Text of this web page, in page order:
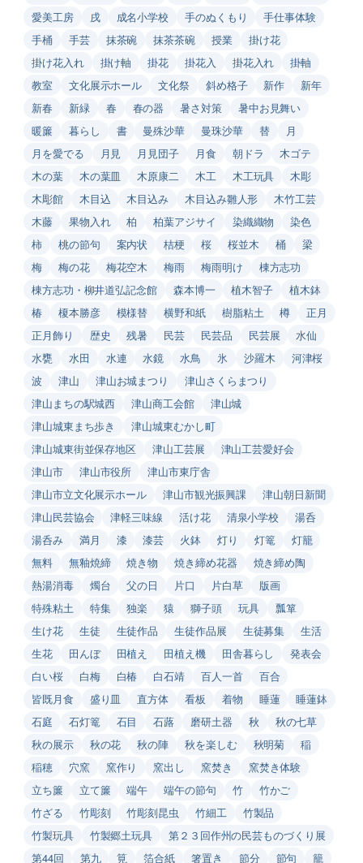
愛美工房
戌 成名小学校 手のぬくもり
手仕事体験
手桶
手芸 抹茶碗 抹茶茶碗 授業
掛け花
掛け花入れ
掛け軸 掛花 掛花入 掛花入れ
掛軸
教室
文化展示ホール 文化祭 斜め格子 新作
新年
新春
新緑 春 春の器 暑さ対策
暑中お見舞い
暖簾
暮らし 書 曼殊沙華 曼珠沙華 替
月
月を愛でる
月見 月見団子 月食 朝ドラ
木ゴテ
木の葉
木の葉皿 木原康二 木工 木工玩具
木彫
木彫館
木目込 木目込み 木目込み雛人形
木竹工芸
木藤
果物入れ 柏 柏葉アジサイ 染織織物
染色
柿
桃の節句 案内状 桔梗 桜 桜並木 桶
梁
梅
梅の花 梅花空木 梅雨 梅雨明け
棟方志功
棟方志功・柳井道弘記念館
森本博一 植木智子
植木鉢
椿
榎本勝彦 模様替 横野和紙 樹脂粘土 樽
正月
正月飾り
歴史 残暑 民芸 民芸品 民芸展
水仙
水甕
水田 水連 水鏡 水鳥 氷 沙羅木
河津桜
波
津山 津山お城まつり
津山さくらまつり
津山まちの駅城西
津山商工会館
津山城
津山城東まち歩き
津山城東むかし町
津山城東街並保存地区
津山工芸展
津山工芸愛好会
津山市
津山市役所
津山市東庁舎
津山市立文化展示ホール
津山市観光振興課
津山朝日新聞
津山民芸協会
津軽三味線 活け花 清泉小学校
湯呑
湯呑み
満月 漆 漆芸 火鉢 灯り 灯篭
灯籠
無料
無釉焼締 焼き物 焼き締め花器
焼き締め陶
熱湯消毒
燭台 父の日 片口 片白草
版画
特殊粘土
特集 独楽 猿 獅子頭 玩具
瓢箪
生け花
生徒 生徒作品 生徒作品展 生徒募集
生活
生花
田んぼ 田植え 田植え機 田舎暮らし
発表会
白い桜
白梅 白椿 白石靖 百人一首
百合
皆既月食
盛り皿 直方体 看板 着物 睡蓮
睡蓮鉢
石庭
石灯篭 石目 石蕗 磨研土器 秋
秋の七草
秋の展示
秋の花 秋の陣 秋を楽しむ 秋明菊
稲
稲穂
穴窯 窯作り 窯出し 窯焚き
窯焚き体験
立ち簾
立て簾 端午 端午の節句 竹
竹かご
竹ざる
竹彫刻 竹彫刻昆虫 竹細工
竹製品
竹製玩具
竹製郷土玩具
第２３回作州の民芸ものづくり展
第44回
第九 筧 箔合紙 箸置き 節分 節句
籠